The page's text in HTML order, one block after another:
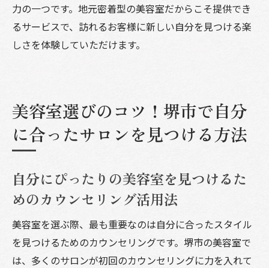
その季節ならではのアクセントの取り入れ
方
力の一つです。地元密着型の美容室だからこそ提供でき
るサービスで、訪れるお客様に新しい自分を見つける楽
しさを体験していただけます。
美容室選びのコツ！堺市で自分
に合ったサロンを見つける方法
自分にぴったりの美容室を見つけるた
めのカウンセリング活用法
美容室を選ぶ際、最も重要なのは自分に合ったスタイル
を見つけるためのカウンセリングです。堺市の美容室で
は、多くのサロンが初回のカウンセリングに力を入れて